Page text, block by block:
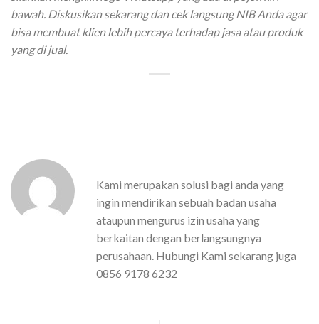
bawah. Diskusikan sekarang dan cek langsung NIB Anda agar
bisa membuat klien lebih percaya terhadap jasa atau produk
yang di jual.
Kami merupakan solusi bagi anda yang
ingin mendirikan sebuah badan usaha
ataupun mengurus izin usaha yang
berkaitan dengan berlangsungnya
perusahaan. Hubungi Kami sekarang juga
0856 9178 6232